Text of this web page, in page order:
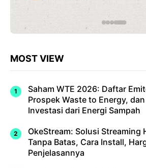
MOST VIEW
Saham WTE 2026: Daftar
Prospek Waste to Energy,
Investasi dari Energi Sampah
OkeStream: Solusi Streaming
Tanpa Batas, Cara Install,
Penjelasannya